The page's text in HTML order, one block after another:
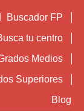
Buscador FP
tu centro
Medios
Superiores
Blog